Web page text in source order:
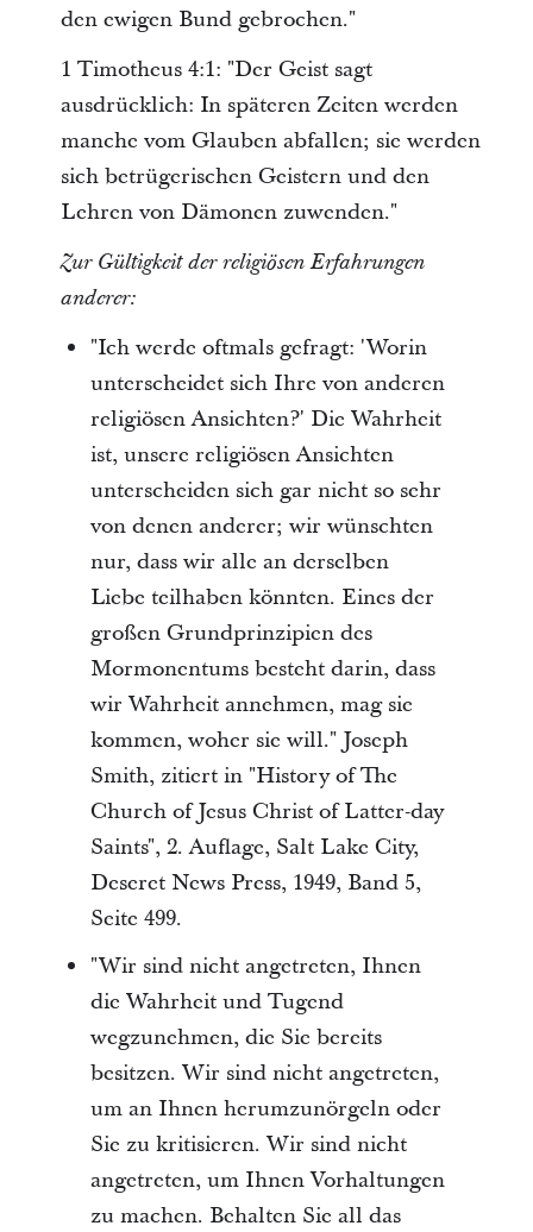
den ewigen Bund gebrochen."
1 Timotheus 4:1: "Der Geist sagt
ausdrücklich: In späteren Zeiten werden
manche vom Glauben abfallen; sie werden
sich betrügerischen Geistern und den
Lehren von Dämonen zuwenden."
Zur Gültigkeit der religiösen Erfahrungen
anderer:
"Ich werde oftmals gefragt: 'Worin
unterscheidet sich Ihre von anderen
religiösen Ansichten?' Die Wahrheit
ist, unsere religiösen Ansichten
unterscheiden sich gar nicht so sehr
von denen anderer; wir wünschten
nur, dass wir alle an derselben
Liebe teilhaben könnten. Eines der
großen Grundprinzipien des
Mormonentums besteht darin, dass
wir Wahrheit annehmen, mag sie
kommen, woher sie will." Joseph
Smith, zitiert in "History of The
Church of Jesus Christ of Latter-day
Saints", 2. Auflage, Salt Lake City,
Deseret News Press, 1949, Band 5,
Seite 499.
"Wir sind nicht angetreten, Ihnen
die Wahrheit und Tugend
wegzunehmen, die Sie bereits
besitzen. Wir sind nicht angetreten,
um an Ihnen herumzunörgeln oder
Sie zu kritisieren. Wir sind nicht
angetreten, um Ihnen Vorhaltungen
zu machen. Behalten Sie all das